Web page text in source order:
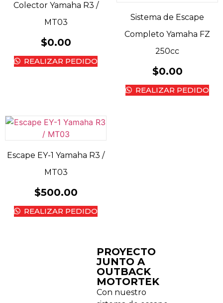
Colector Yamaha R3 /
MT03
$0.00
REALIZAR PEDIDO
Sistema de Escape
Completo Yamaha FZ
250cc
$0.00
REALIZAR PEDIDO
Escape EY-1 Yamaha R3 /
MT03
$500.00
REALIZAR PEDIDO
PROYECTO
JUNTO A
OUTBACK
MOTORTEK ​
Con nuestro